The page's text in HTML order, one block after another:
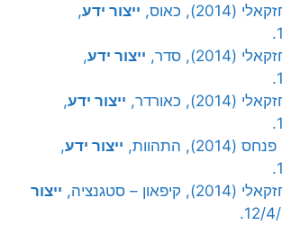
כאוס,
ייצור ידע,
(2014), סדר,
ייצור ידע,
כאורדר,
ייצור ידע,
התהוות,
ייצור ידע,
קיפאון – סטגנציה,
ייצור